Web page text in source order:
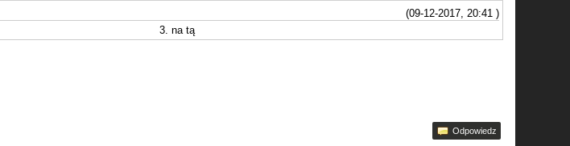
(09-12-2017, 20:41 )
3. na tą
Odpowiedz